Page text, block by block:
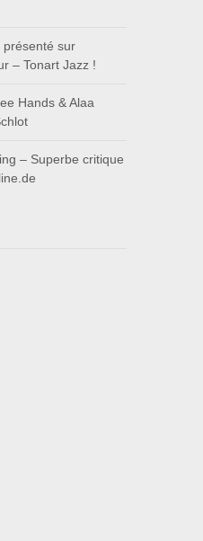
présenté sur
– Tonart Jazz !
Hands & Alaa
– Superbe critique